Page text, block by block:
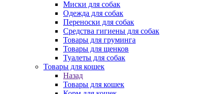
Миски для собак
Одежда для собак
Переноски для собак
Средства гигиены для собак
Товары для груминга
Товары для щенков
Туалеты для собак
Товары для кошек
Назад
Товары для кошек